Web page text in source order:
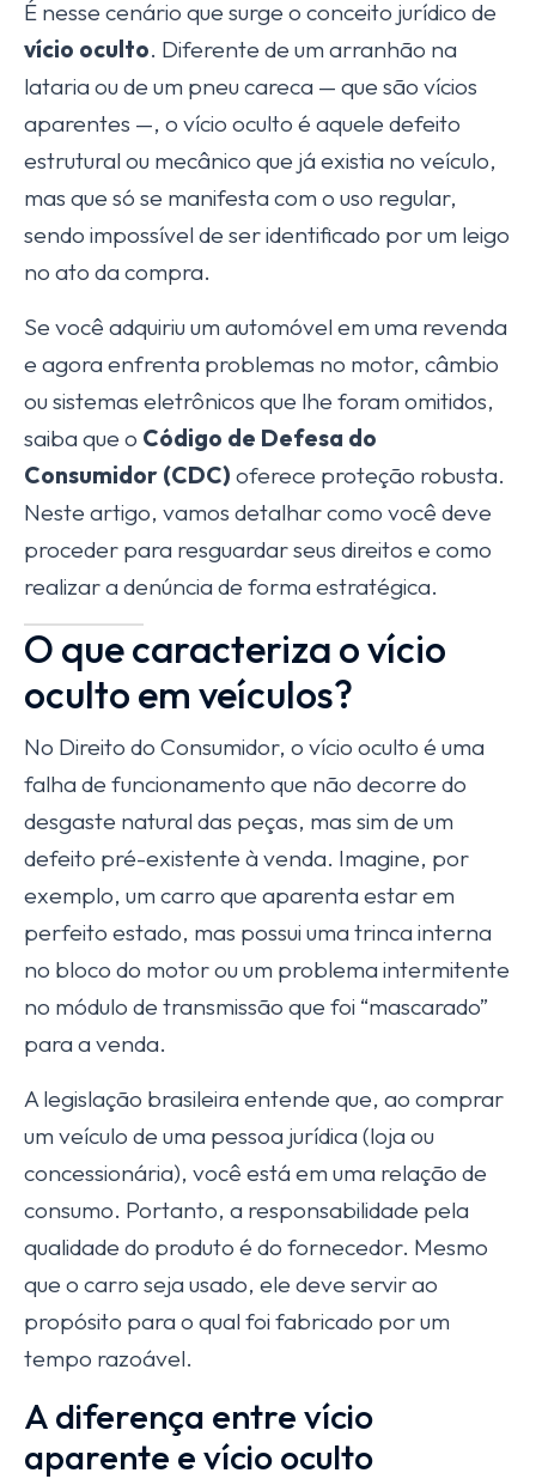
É nesse cenário que surge o conceito jurídico de
vício oculto. Diferente de um arranhão na
lataria ou de um pneu careca — que são vícios
aparentes —, o vício oculto é aquele defeito
estrutural ou mecânico que já existia no veículo,
mas que só se manifesta com o uso regular,
sendo impossível de ser identificado por um leigo
no ato da compra.
Se você adquiriu um automóvel em uma revenda
e agora enfrenta problemas no motor, câmbio
ou sistemas eletrônicos que lhe foram omitidos,
saiba que o Código de Defesa do
Consumidor (CDC) oferece proteção robusta.
Neste artigo, vamos detalhar como você deve
proceder para resguardar seus direitos e como
realizar a denúncia de forma estratégica.
O que caracteriza o vício
oculto em veículos?
No Direito do Consumidor, o vício oculto é uma
falha de funcionamento que não decorre do
desgaste natural das peças, mas sim de um
defeito pré-existente à venda. Imagine, por
exemplo, um carro que aparenta estar em
perfeito estado, mas possui uma trinca interna
no bloco do motor ou um problema intermitente
no módulo de transmissão que foi “mascarado”
para a venda.
A legislação brasileira entende que, ao comprar
um veículo de uma pessoa jurídica (loja ou
concessionária), você está em uma relação de
consumo. Portanto, a responsabilidade pela
qualidade do produto é do fornecedor. Mesmo
que o carro seja usado, ele deve servir ao
propósito para o qual foi fabricado por um
tempo razoável.
A diferença entre vício
aparente e vício oculto